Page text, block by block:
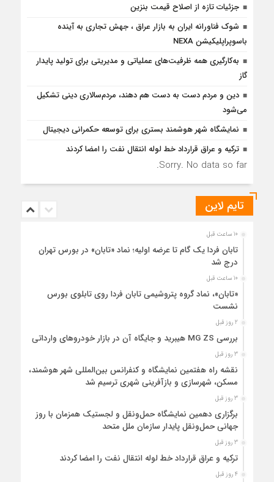
جزئیات تازه از اصلاح قیمت بنزین
شوک فناورانه ایران به بازار عراق ، جهش تجاری به آینده
باسوپراپلیکیشن NEXA
به‌کارگیری همه ظرفیت‌های عملیاتی و مدیریتی برای تولید پایدار
گاز
دین و مردم دست به‌ دست هم دهند، مردم‌سالاری دینی تشکیل
می‌شود
نمایشگاه شهر هوشمند بستری برای توسعه حکمرانی دیجیتال
ترکیه و عراق قرارداد خط لوله انتقال نفت را امضا کردند
Sorry. No data so far.
تایم لاین
10 ساعت قبل
تابان فردا یک گام تا عرضه اولیه؛ نماد «تابان» در بورس تهران
درج شد
10 ساعت قبل
«تابان»، نماد گروه پتروشیمی تابان فردا روی تابلوی بورس
نشست
2 روز قبل
بررسی MG ZS هیبرید و جایگاه آن در بازار خودروهای وارداتی
3 روز قبل
نقشه راه هفتمین نمایشگاه و کنفرانس بین‌المللی شهر هوشمند،
مسکن، شهرسازی و بازآفرینی شهری ترسیم شد
3 روز قبل
برگزاری دهمین نمایشگاه حمل‌ونقل و لجستیک همزمان با روز
جهانی حمل‌ونقل پایدار سازمان ملل متحد
3 روز قبل
ترکیه و عراق قرارداد خط لوله انتقال نفت را امضا کردند
4 روز قبل